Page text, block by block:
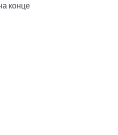
конце